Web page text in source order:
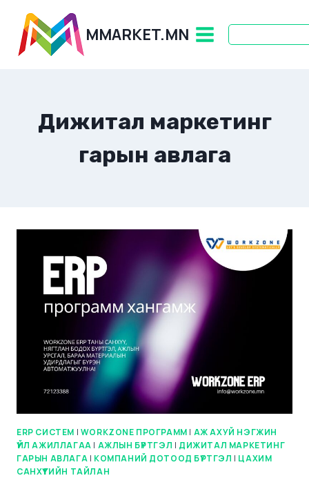
content
MMARKET.MN
Дижитал маркетинг
гарын авлага
ERP СИСТЕМ | WORKZONE ПРОГРАММ | АЖ АХУЙ НЭГЖИН
ҮЙЛ АЖИЛЛАГАА | АЖЛЫН БҮРТГЭЛ | ДИЖИТАЛ МАРКЕТИНГ
ГАРЫН АВЛАГА | КОМПАНИЙ ДОТООД БҮРТГЭЛ | ЦАХИМ
САНХҮҮГИЙН ТАЙЛАН